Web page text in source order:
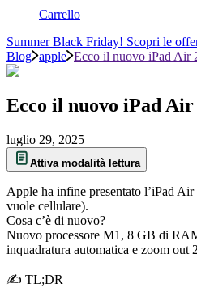
Carrello
Summer Black Friday! Scopri le
Blog apple Ecco il nuovo iPad Air
Ecco il nuovo iPad Air
luglio 29, 2025
Attiva modalità lettura
Apple ha infine presentato l’iPad
vuole cellulare).
Cosa c’è di nuovo?
Nuovo processore M1, 8 GB di
inquadratura automatica e zoom out
✍ TL;DR